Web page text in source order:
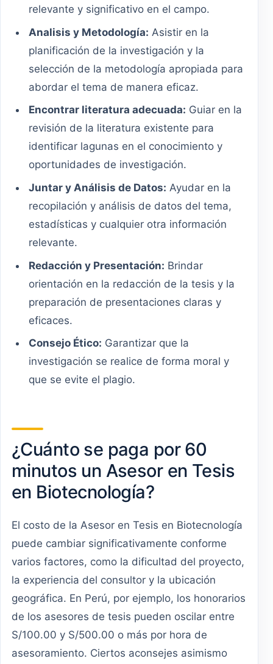
relevante y significativo en el campo.
Analisis y Metodología: Asistir en la
planificación de la investigación y la
selección de la metodología apropiada para
abordar el tema de manera eficaz.
Encontrar literatura adecuada: Guiar en la
revisión de la literatura existente para
identificar lagunas en el conocimiento y
oportunidades de investigación.
Juntar y Análisis de Datos: Ayudar en la
recopilación y análisis de datos del tema,
estadísticas y cualquier otra información
relevante.
Redacción y Presentación: Brindar
orientación en la redacción de la tesis y la
preparación de presentaciones claras y
eficaces.
Consejo Ético: Garantizar que la
investigación se realice de forma moral y
que se evite el plagio.
¿Cuánto se paga por 60
minutos un Asesor en Tesis
en Biotecnología?
El costo de la Asesor en Tesis en Biotecnología
puede cambiar significativamente conforme
varios factores, como la dificultad del proyecto,
la experiencia del consultor y la ubicación
geográfica. En Perú, por ejemplo, los honorarios
de los asesores de tesis pueden oscilar entre
S/100.00 y S/500.00 o más por hora de
asesoramiento. Ciertos aconsejes asimismo